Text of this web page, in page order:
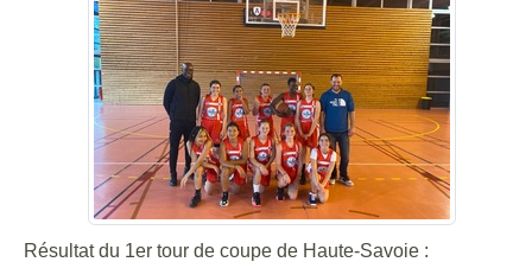
Résultat du 1er tour de coupe de Haute-Savoie :